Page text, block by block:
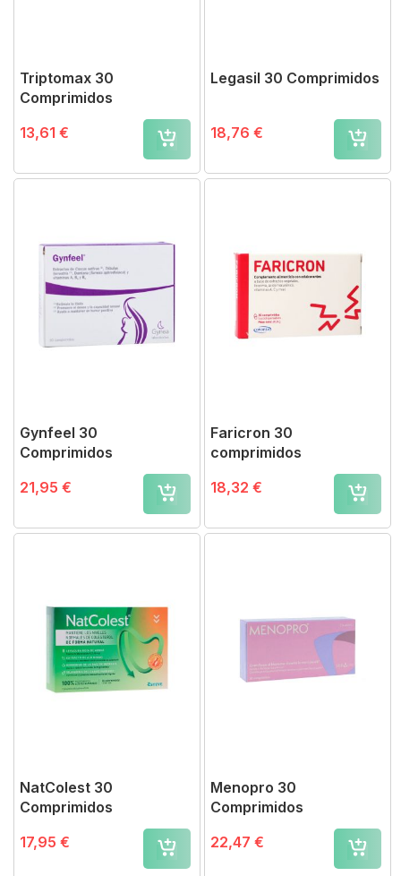
Triptomax 30
Comprimidos
13,61 €
Legasil 30 Comprimidos
18,76 €
Gynfeel 30
Comprimidos
21,95 €
Faricron 30
comprimidos
18,32 €
NatColest 30
Comprimidos
17,95 €
Menopro 30
Comprimidos
22,47 €